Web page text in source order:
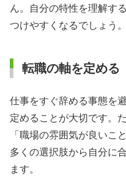
ん。自分の特性を理解す
つけやすくなるでしょう。
転職の軸を定める
仕事をすぐ辞める事態を
定めることが大切です。
「職場の雰囲気が良いこ
多くの選択肢から自分に
ます。